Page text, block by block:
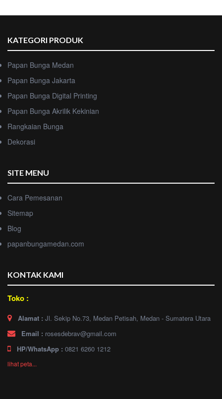
KATEGORI PRODUK
Papan Bunga Medan
Papan Bunga Jakarta
Papan Bunga Digital Printing
Papan Bunga Akrilik Kekinian
Rangkaian Bunga
Dekorasi
SITE MENU
Cara Pemesanan
Sitemap
Blog
papanbungamedan.com
KONTAK KAMI
Toko :
Alamat : Jl. Sekip No.73, Medan Petisah, Medan - Sumatera Utara
Email : rosesdebrav@gmail.com
HP/WhatsApp : 0821 6260 1212
lihat peta...